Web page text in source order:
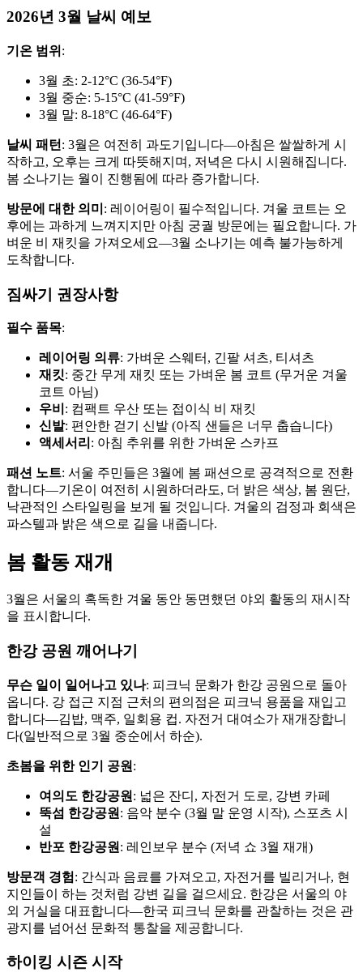
2026년 3월 날씨 예보
기온 범위 :
3월 초: 2-12°C (36-54°F)
3월 중순: 5-15°C (41-59°F)
3월 말: 8-18°C (46-64°F)
날씨 패턴 : 3월은 여전히 과도기입니다—아침은 쌀쌀하게 시
작하고, 오후는 크게 따뜻해지며, 저녁은 다시 시원해집니다.
봄 소나기는 월이 진행됨에 따라 증가합니다.
방문에 대한 의미 : 레이어링이 필수적입니다. 겨울 코트는 오
후에는 과하게 느껴지지만 아침 궁궐 방문에는 필요합니다. 가
벼운 비 재킷을 가져오세요—3월 소나기는 예측 불가능하게
도착합니다.
짐싸기 권장사항
필수 품목:
레이어링 의류: 가벼운 스웨터, 긴팔 셔츠, 티셔츠
재킷: 중간 무게 재킷 또는 가벼운 봄 코트 (무거운 겨울
코트 아님)
우비 : 컴팩트 우산 또는 접이식 비 재킷
신발: 편안한 걷기 신발 (아직 샌들은 너무 춥습니다)
액세서리 : 아침 추위를 위한 가벼운 스카프
패션 노트: 서울 주민들은 3월에 봄 패션으로 공격적으로 전환
합니다—기온이 여전히 시원하더라도, 더 밝은 색상, 봄 원단,
낙관적인 스타일링을 보게 될 것입니다. 겨울의 검정과 회색은
파스텔과 밝은 색으로 길을 내줍니다.
봄 활동 재개
3월은 서울의 혹독한 겨울 동안 동면했던 야외 활동의 재시작
을 표시합니다.
한강 공원 깨어나기
무슨 일이 일어나고 있나: 피크닉 문화가 한강 공원으로 돌아
옵니다. 강 접근 지점 근처의 편의점은 피크닉 용품을 재입고
합니다—김밥, 맥주, 일회용 컵. 자전거 대여소가 재개장합니
다(일반적으로 3월 중순에서 하순).
초봄을 위한 인기 공원 :
여의도 한강공원 : 넓은 잔디, 자전거 도로, 강변 카페
뚝섬 한강공원 : 음악 분수 (3월 말 운영 시작), 스포츠 시
설
반포 한강공원 : 레인보우 분수 (저녁 쇼 3월 재개)
방문객 경험 : 간식과 음료를 가져오고, 자전거를 빌리거나, 현
지인들이 하는 것처럼 강변 길을 걸으세요. 한강은 서울의 야
외 거실을 대표합니다—한국 피크닉 문화를 관찰하는 것은 관
광지를 넘어선 문화적 통찰을 제공합니다.
하이킹 시즌 시작